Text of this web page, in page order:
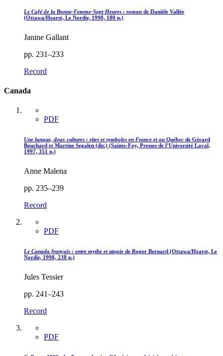
Le Café de la Bonne-Femme-Sept-Heures : roman de Danièle Vallée
(Ottawa/Hearst, Le Nordir, 1998, 180 p.)
Janine Gallant
pp. 231–233
Record
Canada
PDF
Une langue, deux cultures : rites et symboles en France et au Québec de Gérard
Bouchard et Martine Segalen (dir.) (Sainte-Foy, Presses de l’Université Laval,
1997, 351 p.)
Anne Malena
pp. 235–239
Record
PDF
Le Canada français : entre mythe et utopie de Roger Bernard (Ottawa/Hearst, Le
Nordir, 1998, 238 p.)
Jules Tessier
pp. 241–243
Record
PDF